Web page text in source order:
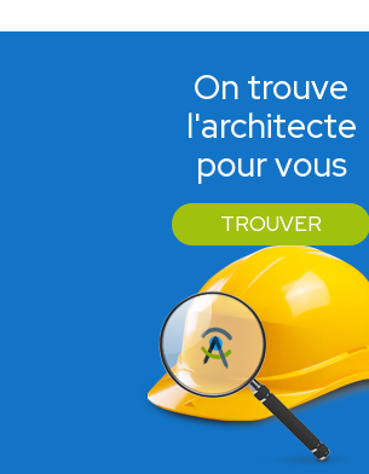
On trouve
l'architecte
pour vous
TROUVER